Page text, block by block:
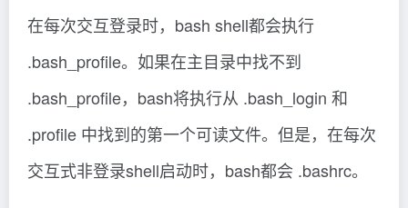
在每次交互登录时，bash shell都会执行
.bash_profile。如果在主目录中找不到
.bash_profile，bash将执行从 .bash_login 和
.profile 中找到的第一个可读文件。但是，在每次
交互式非登录shell启动时，bash都会 .bashrc。